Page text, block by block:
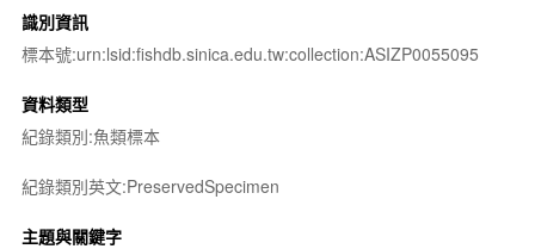
識別資訊
標本號:urn:lsid:fishdb.sinica.edu.tw:collection:ASIZP0055095
資料類型
紀錄類別:魚類標本
紀錄類別英文:PreservedSpecimen
主題與關鍵字